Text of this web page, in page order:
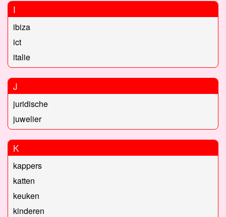
I
ibiza
ict
italie
J
juridische
juwelier
K
kappers
katten
keuken
kinderen